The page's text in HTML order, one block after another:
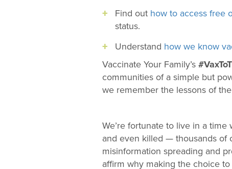
Find out how to access free
status.
Understand how we know
Vaccinate Your Family’s
communities of a simple but
we remember the lessons of
We’re fortunate to live in a
and even killed — thousands of
misinformation spreading and
affirm why making the choice